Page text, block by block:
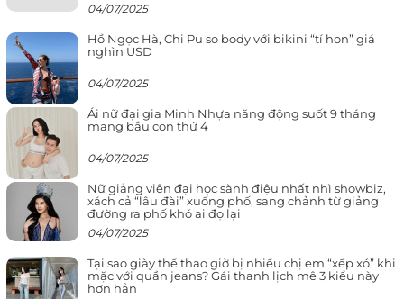
04/07/2025
Hồ Ngọc Hà, Chi Pu so body với bikini “tí hon” giá
nghìn USD
04/07/2025
Ái nữ đại gia Minh Nhựa năng động suốt 9 tháng
mang bầu con thứ 4
04/07/2025
Nữ giảng viên đại học sành điệu nhất nhì showbiz,
xách cả “lâu đài” xuống phố, sang chảnh từ giảng
đường ra phố khó ai đọ lại
04/07/2025
Tại sao giày thể thao giờ bị nhiều chị em “xếp xó” khi
mặc với quần jeans? Gái thanh lịch mê 3 kiểu này
hơn hẳn